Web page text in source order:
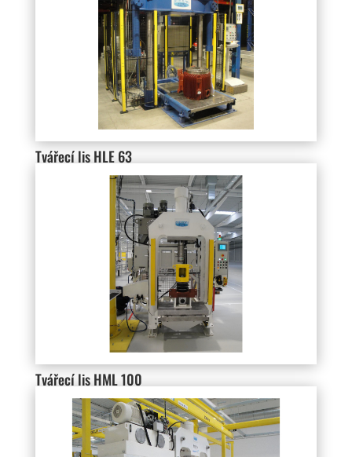
Tvářecí lis HLE 63
Tvářecí lis HML 100